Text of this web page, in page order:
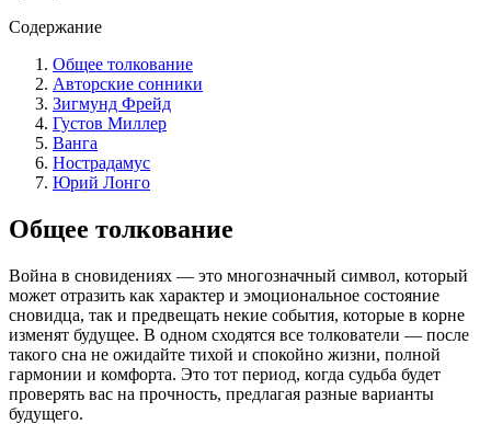
Содержание
Общее толкование
Авторские сонники
Зигмунд Фрейд
Густов Миллер
Ванга
Нострадамус
Юрий Лонго
Общее толкование
Война в сновидениях — это многозначный символ, который
может отразить как характер и эмоциональное состояние
сновидца, так и предвещать некие события, которые в корне
изменят будущее. В одном сходятся все толкователи — после
такого сна не ожидайте тихой и спокойно жизни, полной
гармонии и комфорта. Это тот период, когда судьба будет
проверять вас на прочность, предлагая разные варианты
будущего.